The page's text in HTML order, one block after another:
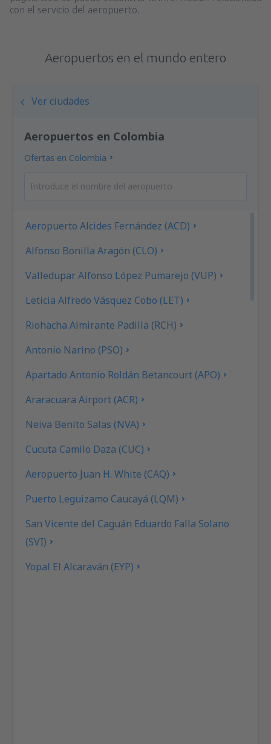
con el servicio del aeropuerto.
Aeropuertos en el mundo entero
Ver ciudades
Aeropuertos en Colombia
Ofertas en Colombia
Aeropuerto Alcides Fernández (ACD)
Alfonso Bonilla Aragón (CLO)
Valledupar Alfonso López Pumarejo (VUP)
Leticia Alfredo Vásquez Cobo (LET)
Riohacha Almirante Padilla (RCH)
Antonio Narino (PSO)
Apartado Antonio Roldán Betancourt (APO)
Araracuara Airport (ACR)
Neiva Benito Salas (NVA)
Cucuta Camilo Daza (CUC)
Aeropuerto Juan H. White (CAQ)
Puerto Leguizamo Caucayá (LQM)
San Vicente del Caguán Eduardo Falla Solano
(SVI)
Yopal El Alcaraván (EYP)